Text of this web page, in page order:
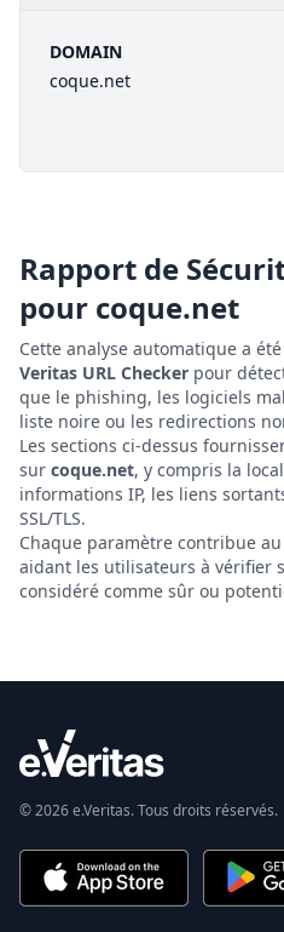
DOMAIN
coque.net
Rapport de
pour coque.net
Cette analyse automatique a
Veritas URL Checker pour
que le phishing, les logiciels
liste noire ou les redirections
Les sections ci-dessus
sur coque.net, y compris la
informations IP, les liens
SSL/TLS.
Chaque paramètre contribue
aidant les utilisateurs à vérifier
considéré comme sûr ou
© 2026 e.Veritas. Tous droits réservés.